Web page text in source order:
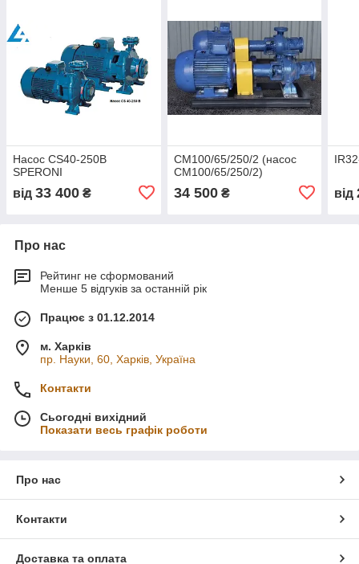
Насос CS40-250B
SPERONI
від 33 400 ₴
СМ100/65/250/2 (насос
СМ100/65/250/2)
34 500₴ від
Про нас
Рейтинг не сформований
Менше 5 відгуків за останній рік
Працює з 01.12.2014
м. Харків
пр. Науки, 60, Харків, Україна
Контакти
Сьогодні вихідний
Показати весь графік роботи
Про нас
Контакти
Доставка та оплата